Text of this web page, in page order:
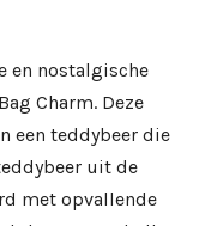
en nostalgische
Charm. Deze
een teddybeer die
uit de
met opvallende